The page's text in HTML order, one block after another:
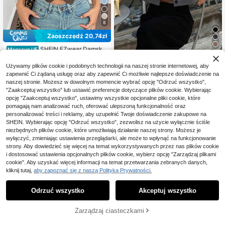
8
Zaoszczędź 20,74zł
Magazyn UE SHEIN EZwear Damska
cienka marynarka na jesień/zimę
27,45zł -43%
48,19złnajniższa cena
4-5 dni roboczych
Magazyn UE Livesso Jednolita, bezr
ękawnik z kołnierzykiem z klapami,
krótka damska marynarka, letni stró
j biznesowy
35 ,55zł
-55%
79,00złnajniższa cena
4-5 dni roboczych
DODAJ DO KOSZYKA
Używamy plików cookie i podobnych technologii na naszej stronie internetowej, aby
zapewnić Ci żądaną usługę oraz aby zapewnić Ci możliwie najlepsze doświadczenie na
naszej stronie. Możesz w dowolnym momencie wybrać opcję "Odrzuć wszystko",
"Zaakceptuj wszystko" lub ustawić preferencje dotyczące plików cookie. Wybierając
opcję "Zaakceptuj wszystko", ustawimy wszystkie opcjonalne pliki cookie, które
pomagają nam analizować ruch, oferować ulepszoną funkcjonalność oraz
personalizować treści i reklamy, aby uzupełnić Twoje doświadczenie zakupowe na
SHEIN. Wybierając opcję "Odrzuć wszystko", zezwolisz na użycie wyłącznie ściśle
niezbędnych plików cookie, które umożliwiają działanie naszej strony. Możesz je
wyłączyć, zmieniając ustawienia przeglądarki, ale może to wpłynąć na funkcjonowanie
strony. Aby dowiedzieć się więcej na temat wykorzystywanych przez nas plików cookie
i dostosować ustawienia opcjonalnych plików cookie, wybierz opcję "Zarządzaj plikami
cookie". Aby uzyskać więcej informacji na temat przetwarzania zebranych danych,
kliknij tutaj, aby zapoznać się z naszą Polityką Prywatności.
Odrzuć wszystko Akceptuj wszystko
Zarządzaj ciasteczkami